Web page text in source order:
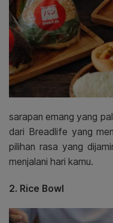
sarapan emang yang
dari Breadlife yang
pilihan rasa yang
menjalani hari kamu.
2. Rice Bowl